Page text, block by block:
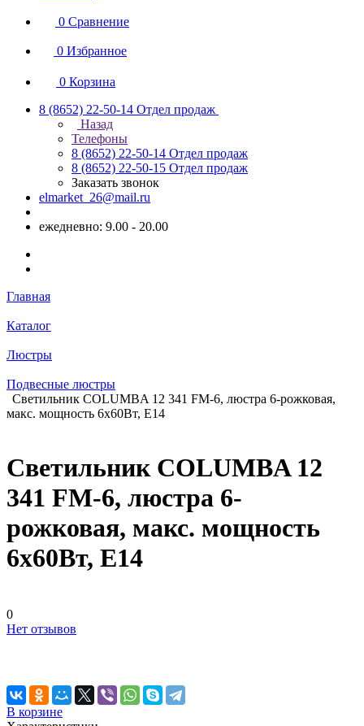
0 Сравнение
0 Избранное
0 Корзина
8 (8652) 22-50-14 Отдел продаж
Назад
Телефоны
8 (8652) 22-50-14 Отдел продаж
8 (8652) 22-50-15 Отдел продаж
Заказать звонок
elmarket_26@mail.ru
ежедневно: 9.00 - 20.00
Главная
Каталог
Люстры
Подвесные люстры
Светильник COLUMBA 12 341 FM-6, люстра 6-рожковая,
макс. мощность 6х60Вт, Е14
Светильник COLUMBA 12
341 FM-6, люстра 6-
рожковая, макс. мощность
6х60Вт, Е14
0
Нет отзывов
В корзине